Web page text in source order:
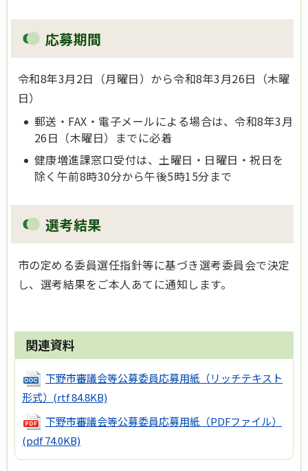
応募期間
令和8年3月2日（月曜日）から令和8年3月26日（木曜
日）
郵送・FAX・電子メールによる場合は、令和8年3月
26日（木曜日）までに必着
健康増進課窓口受付は、土曜日・日曜日・祝日を
除く午前8時30分から午後5時15分まで
選考結果
市の定める委員選任指針等に基づき選考委員会で決定
し、選考結果をご本人あてに通知します。
関連資料
下野市審議会等公募委員応募用紙（リッチテキスト
形式） (rtf 84.8KB)
下野市審議会等公募委員応募用紙（PDFファイル）
(pdf 74.0KB)